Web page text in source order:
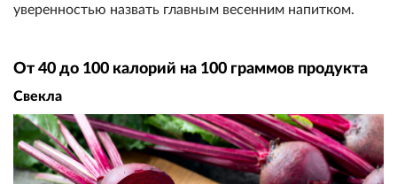
уверенностью назвать главным весенним напитком.
От 40 до 100 калорий на 100 граммов продукта
Свекла